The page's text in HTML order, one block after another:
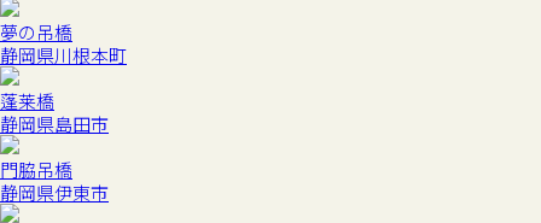
夢の吊橋
静岡県川根本町
蓬莱橋
静岡県島田市
門脇吊橋
静岡県伊東市